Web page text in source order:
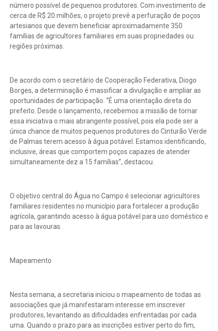
número possível de pequenos produtores. Com investimento de
cerca de R$ 20 milhões, o projeto prevê a perfuração de poços
artesianos que devem beneficiar aproximadamente 350
famílias de agricultores familiares em suas propriedades ou
regiões próximas.
De acordo com o secretário de Cooperação Federativa, Diogo
Borges, a determinação é massificar a divulgação e ampliar as
oportunidades de participação. “É uma orientação direta do
prefeito. Desde o lançamento, recebemos a missão de tornar
essa iniciativa o mais abrangente possível, pois ela pode ser a
única chance de muitos pequenos produtores do Cinturão Verde
de Palmas terem acesso à água potável. Estamos identificando,
inclusive, áreas que comportem poços capazes de atender
simultaneamente dez a 15 famílias”, destacou.
O objetivo central do Água no Campo é selecionar agricultores
familiares residentes no município para fortalecer a produção
agrícola, garantindo acesso à água potável para uso doméstico e
para as lavouras.
Mapeamento
Nesta semana, a secretaria iniciou o mapeamento de todas as
associações que já manifestaram interesse em inscrever
produtores, levantando as dificuldades enfrentadas por cada
uma. Quando o prazo para as inscrições estiver perto do fim,